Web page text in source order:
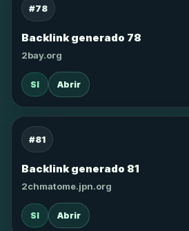
#78
Backlink generado 78
2bay.org
SI Abrir
#81
Backlink generado 81
2chmatome.jpn.org
SI Abrir